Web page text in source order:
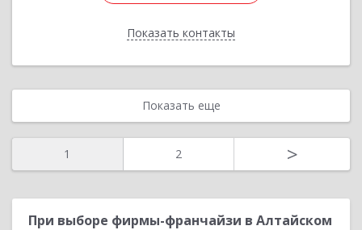
Показать контакты
Назад
Показать еще
1 2 >
При выборе фирмы-франчайзи в Алтайском